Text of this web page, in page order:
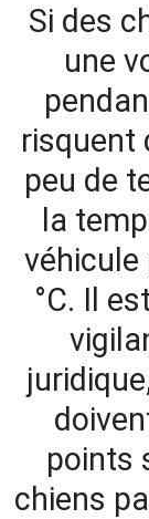
Si des
une
risquent
peu de
la
véhicule
°C. Il
points
chiens